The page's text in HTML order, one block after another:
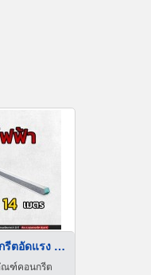
เสาไฟฟ้าคอนกรีตอัดแรง ขนาด 14 เมตร ราคาถูก
ฑ์คอนกรีต